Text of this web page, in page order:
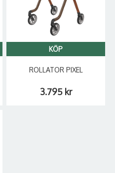
KÖP
ROLLATOR PIXEL
3.795 kr